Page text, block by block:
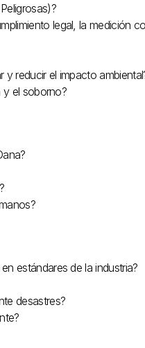
legal, la medición
reducir el impacto
y el soborno?
estándares de la industria?
desastres?